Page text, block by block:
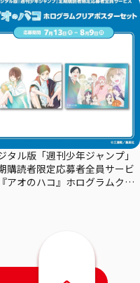
タル版「週刊少年ジャンプ」
購読者限定応募者全員サービ
アオのハコ』ホログラムクリ